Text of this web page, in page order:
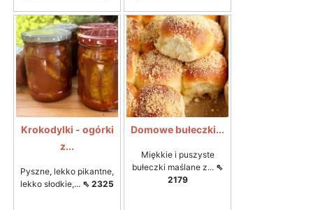
Krokodylki - ogórki
z...
Pyszne, lekko pikantne,
lekko słodkie,... ⇖ 2325
Domowe bułeczki...
Miękkie i puszyste
bułeczki maślane z... ⇖
2179